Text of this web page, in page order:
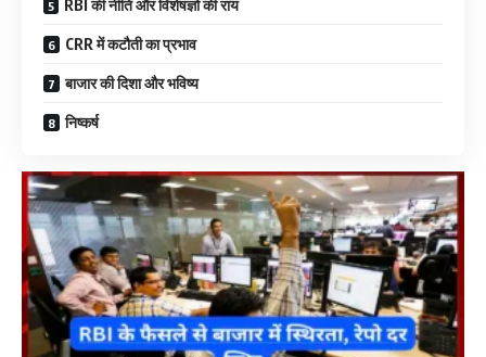
RBI की नीति और विशेषज्ञों की राय
CRR में कटौती का प्रभाव
बाजार की दिशा और भविष्य
निष्कर्ष